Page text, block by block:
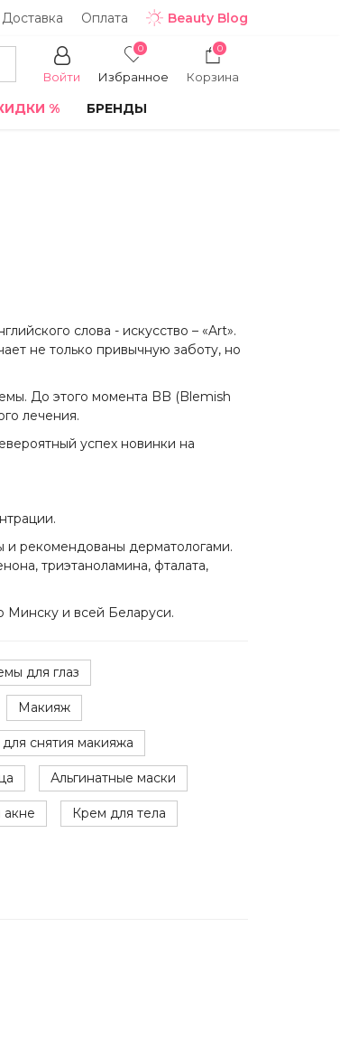
Доставка Оплата Beauty Blog
Войти
0
Избранное
0
Корзина
% БРЕНДЫ
слова - искусство – «Art».
не только привычную заботу, но
До этого момента BB (Blemish
лечения.
успех новинки на
и рекомендованы дерматологами.
триэтаноламина, фталата,
Минску и всей Беларуси.
для глаз
Макияж
снятия макияжа
Альгинатные маски
акне Крем для тела